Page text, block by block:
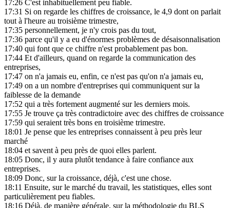
17:26 C'est inhabituellement peu fiable.
17:31 Si on regarde les chiffres de croissance, le 4,9 dont on parlait
tout à l'heure au troisième trimestre,
17:35 personnellement, je n'y crois pas du tout,
17:36 parce qu'il y a eu d'énormes problèmes de désaisonnalisation
17:40 qui font que ce chiffre n'est probablement pas bon.
17:44 Et d'ailleurs, quand on regarde la communication des
entreprises,
17:47 on n'a jamais eu, enfin, ce n'est pas qu'on n'a jamais eu,
17:49 on a un nombre d'entreprises qui communiquent sur la
faiblesse de la demande
17:52 qui a très fortement augmenté sur les derniers mois.
17:55 Je trouve ça très contradictoire avec des chiffres de croissance
17:59 qui seraient très bons en troisième trimestre.
18:01 Je pense que les entreprises connaissent à peu près leur
marché
18:04 et savent à peu près de quoi elles parlent.
18:05 Donc, il y aura plutôt tendance à faire confiance aux
entreprises.
18:09 Donc, sur la croissance, déjà, c'est une chose.
18:11 Ensuite, sur le marché du travail, les statistiques, elles sont
particulièrement peu fiables.
18:16 Déjà, de manière générale, sur la méthodologie du BLS